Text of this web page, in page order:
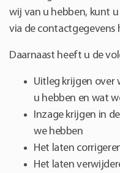
wij van u hebben, kunt
via de contactgegevens
Daarnaast heeft u de
Uitleg krijgen over
u hebben en wat
Inzage krijgen in
we hebben
Het laten
Het laten